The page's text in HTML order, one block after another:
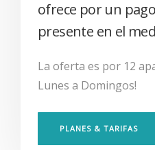
ofrece por un
presente en el
La oferta es por 12
Lunes a Domingos!
PLANES & TARIFAS